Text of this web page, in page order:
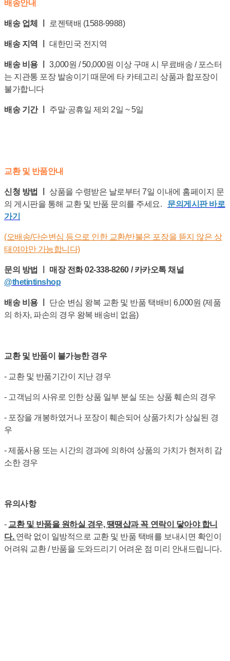
배송안내
배송 업체 ㅣ 로젠택배 (1588-9988)
배송 지역 ㅣ대한민국 전지역
배송 비용 ㅣ3,000원 / 50,000원 이상 구매 시 무료배송 / 포스터
는 지관통 포장 발송이기 때문에 타 카테고리 상품과 합포장이
불가합니다
배송 기간 ㅣ 주말·공휴일 제외 2일 ~ 5일
교환 및 반품안내
신청 방법 ㅣ 상품을 수령받은 날로부터 7일 이내에 홈페이지 문
의 게시판을 통해 교환 및 반품 문의를 주세요. 문의게시판 바로
가기
(오배송/단순변심 등으로 인한 교환/반불은 포장을 뜯지 않은 상
태여야만 가능합니다)
문의 방법 ㅣ 매장 전화 02-338-8260 / 카카오톡 채널
@thetintinshop
배송 비용 ㅣ
단순 변심 왕복 교환 및 반품 택배비 6,000원 (제품
의 하자, 파손의 경우 왕복 배송비 없음)
교환 및 반품이 불가능한 경우
- 교환 및 반품기간이 지난 경우
- 고객님의 사유로 인한 상품 일부 분실 또는 상품 훼손의 경우
- 포장을 개봉하였거나 포장이 훼손되어 상품가치가 상실된 경
우
- 제품사용 또는 시간의 경과에 의하여 상품의 가치가 현저히 감
소한 경우
유의사항
- 교환 및 반품을 원하실 경우, 땡땡샵과 꼭 연락이 닿아야 합니
다. 연락 없이 일방적으로 교환 및 반품 택배를 보내시면 확인이
어려워 교환 / 반품을 도와드리기 어려운 점 미리 안내드립니다.